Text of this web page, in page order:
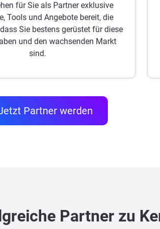
für Sie als Partner exklusive
Tools und Angebote bereit, die
Sie bestens gerüstet für diese
und den wachsenden Markt
sind.
Partner werden
Partner zu